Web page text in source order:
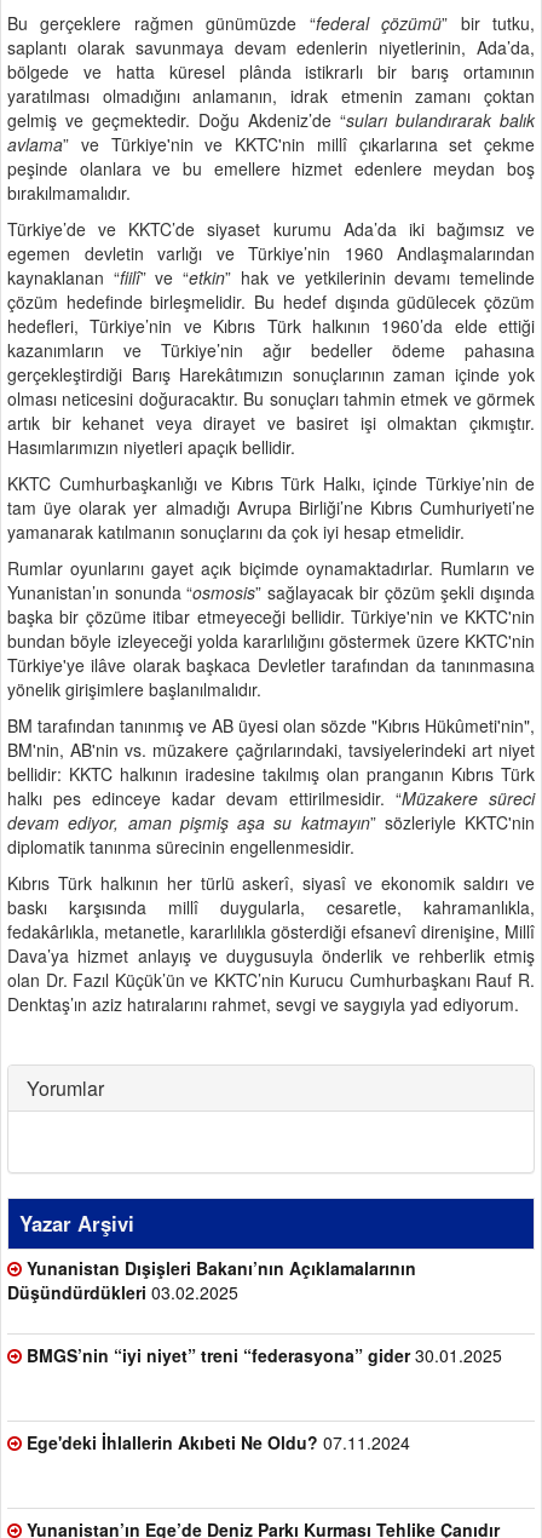
Bu gerçeklere rağmen günümüzde “federal çözümü” bir tutku,
saplantı olarak savunmaya devam edenlerin niyetlerinin, Ada’da,
bölgede ve hatta küresel plânda istikrarlı bir barış ortamının
yaratılması olmadığını anlamanın, idrak etmenin zamanı çoktan
gelmiş ve geçmektedir. Doğu Akdeniz’de “suları bulandırarak balık
avlama” ve Türkiye'nin ve KKTC'nin millî çıkarlarına set çekme
peşinde olanlara ve bu emellere hizmet edenlere meydan boş
bırakılmamalıdır.
Türkiye’de ve KKTC’de siyaset kurumu Ada’da iki bağımsız ve
egemen devletin varlığı ve Türkiye’nin 1960 Andlaşmalarından
kaynaklanan “fiilî” ve “etkin” hak ve yetkilerinin devamı temelinde
çözüm hedefinde birleşmelidir. Bu hedef dışında güdülecek çözüm
hedefleri, Türkiye’nin ve Kıbrıs Türk halkının 1960’da elde ettiği
kazanımların ve Türkiye’nin ağır bedeller ödeme pahasına
gerçekleştirdiği Barış Harekâtımızın sonuçlarının zaman içinde yok
olması neticesini doğuracaktır. Bu sonuçları tahmin etmek ve görmek
artık bir kehanet veya dirayet ve basiret işi olmaktan çıkmıştır.
Hasımlarımızın niyetleri apaçık bellidir.
KKTC Cumhurbaşkanlığı ve Kıbrıs Türk Halkı, içinde Türkiye’nin de
tam üye olarak yer almadığı Avrupa Birliği’ne Kıbrıs Cumhuriyeti’ne
yamanarak katılmanın sonuçlarını da çok iyi hesap etmelidir.
Rumlar oyunlarını gayet açık biçimde oynamaktadırlar. Rumların ve
Yunanistan’ın sonunda “osmosis” sağlayacak bir çözüm şekli dışında
başka bir çözüme itibar etmeyeceği bellidir. Türkiye'nin ve KKTC'nin
bundan böyle izleyeceği yolda kararlılığını göstermek üzere KKTC'nin
Türkiye'ye ilâve olarak başkaca Devletler tarafından da tanınmasına
yönelik girişimlere başlanılmalıdır.
BM tarafından tanınmış ve AB üyesi olan sözde "Kıbrıs Hükûmeti'nin",
BM'nin, AB'nin vs. müzakere çağrılarındaki, tavsiyelerindeki art niyet
bellidir: KKTC halkının iradesine takılmış olan pranganın Kıbrıs Türk
halkı pes edinceye kadar devam ettirilmesidir. “Müzakere süreci
devam ediyor, aman pişmiş aşa su katmayın” sözleriyle KKTC'nin
diplomatik tanınma sürecinin engellenmesidir.
Kıbrıs Türk halkının her türlü askerî, siyasî ve ekonomik saldırı ve
baskı karşısında millî duygularla, cesaretle, kahramanlıkla,
fedakârlıkla, metanetle, kararlılıkla gösterdiği efsanevî direnişine, Millî
Dava’ya hizmet anlayış ve duygusuyla önderlik ve rehberlik etmiş
olan Dr. Fazıl Küçük’ün ve KKTC’nin Kurucu Cumhurbaşkanı Rauf R.
Denktaş’ın aziz hatıralarını rahmet, sevgi ve saygıyla yad ediyorum.
Yorumlar
Yazar Arşivi
Yunanistan Dışişleri Bakanı’nın Açıklamalarının
Düşündürdükleri 03.02.2025
BMGS’nin “iyi niyet” treni “federasyona” gider30.01.2025
Ege'deki İhlallerin Akıbeti Ne Oldu? 07.11.2024
Yunanistan’ın Ege’de Deniz Parkı Kurması Tehlike Çanıdır